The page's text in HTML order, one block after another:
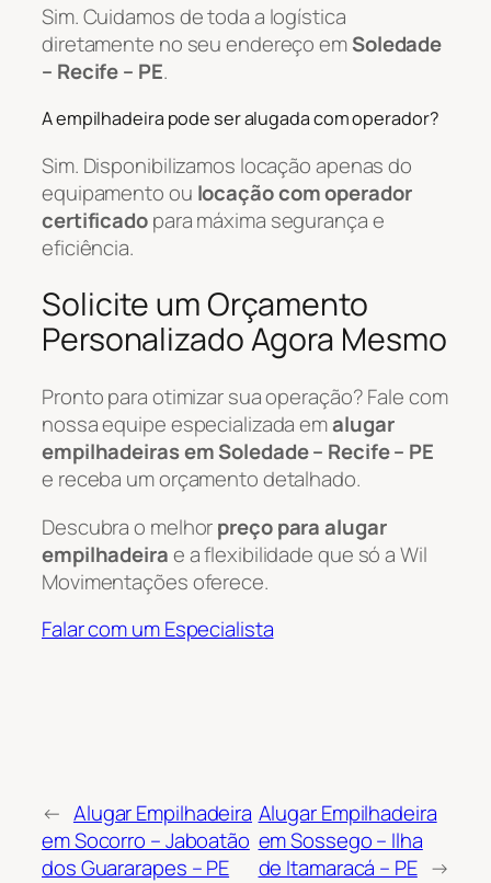
Sim. Cuidamos de toda a logística
diretamente no seu endereço emSoledade
– Recife – PE.
A empilhadeira pode ser alugada com operador?
Sim. Disponibilizamos locação apenas do
equipamento ou locação com operador
certificadopara máxima segurança e
eficiência.
Solicite um Orçamento
Personalizado Agora Mesmo
Pronto para otimizar sua operação? Fale com
nossa equipe especializada emalugar
empilhadeiras em Soledade – Recife – PE
e receba um orçamento detalhado.
Descubra o melhorpreço para alugar
empilhadeirae a flexibilidade que só a Wil
Movimentações oferece.
Falar com um Especialista
← Alugar Empilhadeira
em Socorro – Jaboatão
dos Guararapes – PE
Alugar Empilhadeira
em Sossego – Ilha
de Itamaracá – PE →